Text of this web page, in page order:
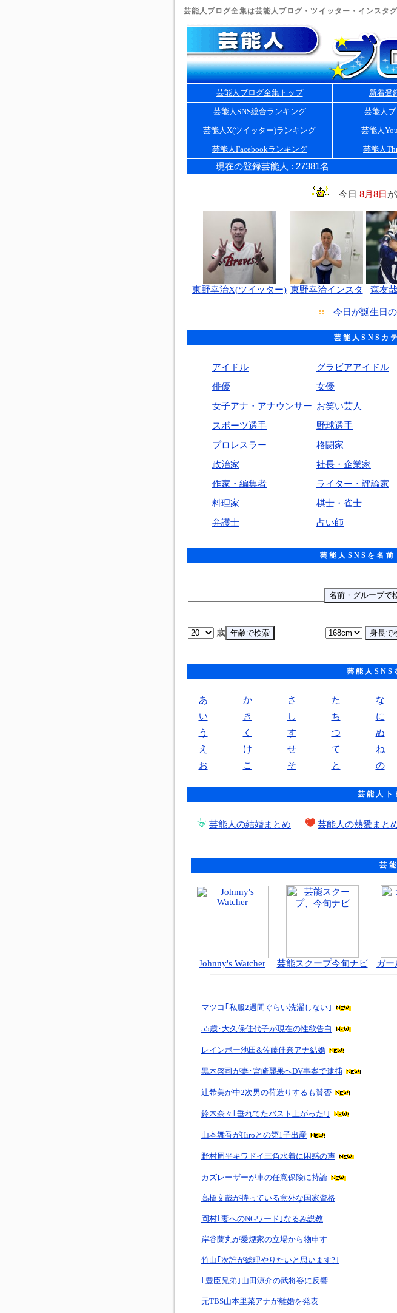
芸能人ブログ全集は芸能人ブログ・ツイッター・インスタ
芸能人ブログ全集トップ 新着登
芸能人SNS総合ランキング 芸能人
芸能人X(ツイッター)ランキング 芸能人
芸能人Facebookランキング 芸能人
現在の登録芸能人 : 27381名
今日 8月8日
東野幸治X(ツイッター) 東野幸治インスタ 森友
今日が誕生日
芸能人SNSカ
アイドル グラビアアイドル
俳優
女優
女子アナ・アナウンサー お笑い芸人
スポーツ選手
野球選手
プロレスラー
格闘家
政治家
社長・企業家
作家・編集者
ライター・評論家
料理家
棋士・雀士
弁護士
占い師
芸能人SNSを名前
歳
芸能人SNS
あ か さ た な
い
き し ち に
う
く す つ ぬ
え
け せ て ね
お
こ そ と の
芸能人ト
芸能人の結婚まとめ 芸能人の熱愛まと
芸
Johnny's Watcher 芸能スクープ今旬ナビ ガ
マツコ｢私服2週間ぐらい洗濯しない｣
55歳･大久保佳代子が現在の性欲告白
レインボー池田&佐藤佳奈アナ結婚
黒木啓司が妻･宮崎麗果へDV事案で逮捕
辻希美が中2次男の荷造りするも賛否
鈴木奈々｢垂れてたバスト上がった!｣
山本舞香がHiroとの第1子出産
野村周平キワドイ三角水着に困惑の声
カズレーザーが車の任意保険に持論
高橋文哉が持っている意外な国家資格
岡村｢妻へのNGワード｣なるみ説教
岸谷蘭丸が愛煙家の立場から物申す
竹山｢次誰が総理やりたいと思います?｣
｢豊臣兄弟｣山田涼介の武将姿に反響
元TBS山本里菜アナが離婚を発表